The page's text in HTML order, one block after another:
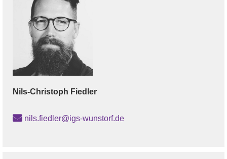
Nils-Christoph Fiedler
nils.fiedler@igs-wunstorf.de